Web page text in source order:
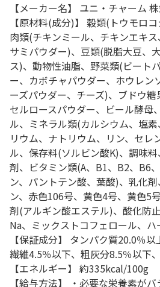
【メーカー名】 ユニ・チャーム
【原材料(成分)】 穀類(トウモロ
肉類(チキンミール、チキンエキ
サミパウダー)、豆類(脱脂大豆、
ス)、動物性油脂、野菜類(ビート
ー、カボチャパウダー、ホウレン
ーズパウダー、チーズ)、ブドウ糖
セルロースパウダー、ビール酵母
ル、ミネラル類(カルシウム、塩
リウム、ナトリウム、リン、セレ
ル、保存料(ソルビン酸K)、調味
剤、ビタミン類(A、B1、B2、B6
ン、パントテン酸、葉酸)、乳化
ン、赤色106号、黄色4号、黄色5
剤(アルギン酸エステル)、酸化防
Na、ミックストコフェロール、ハ
【保証成分】 タンパク質20.0％
繊維4.5％以下、粗灰分8.5％以下
【エネルギー】 約335kcal/100g
【給与方法】 ・必要な栄養素が